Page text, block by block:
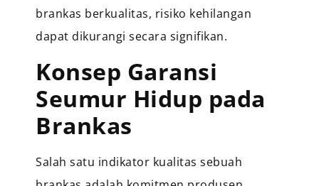
brankas berkualitas, risiko kehilangan
dapat dikurangi secara signifikan.
Konsep Garansi
Seumur Hidup pada
Brankas
Salah satu indikator kualitas sebuah